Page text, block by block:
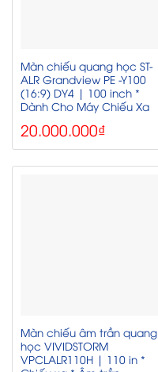
Màn chiếu quang học ST-
ALR Grandview PE -Y100
(16:9) DY4 | 100 inch *
Dành Cho Máy Chiếu Xa
20.000.000₫
Màn chiếu âm trần quang
học VIVIDSTORM
VPCLALR110H | 110 in *